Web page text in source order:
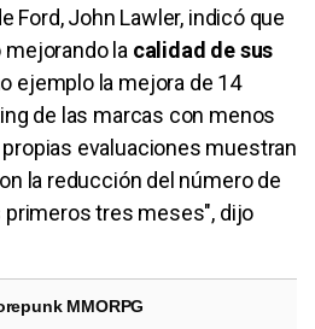
Ford, John Lawler, indicó que
mejorando la calidad de sus
ejemplo la mejora de 14
de las marcas con menos
evaluaciones muestran
la reducción del número de
tres meses", dijo
MMORPG